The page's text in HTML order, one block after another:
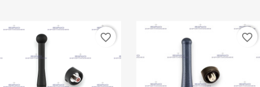
favorite_border favorite_border